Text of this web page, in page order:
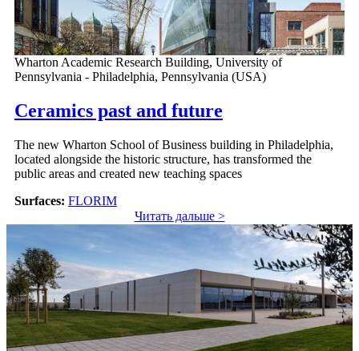
Wharton Academic Research Building, University of
Pennsylvania - Philadelphia, Pennsylvania (USA)
Ceramics past and future
The new Wharton School of Business building in Philadelphia,
located alongside the historic structure, has transformed the
public areas and created new teaching spaces
Surfaces: FLORIM
Читать дальше >